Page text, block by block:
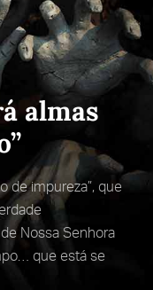
almas
de impureza”, que
Nossa Senhora
que está se